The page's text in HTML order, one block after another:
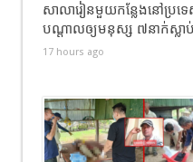
សាលារៀនមួយកន្លែងនៅប្រទ
បណ្តាលឲ្យមនុស្ស ៧នាក់ស្លាប់
17 hours ago